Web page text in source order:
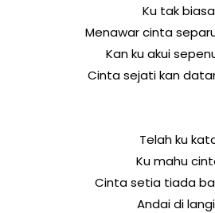
Ku tak biasa
Menawar cinta
Kan ku akui
Cinta sejati kan
Telah ku
Ku mahu
Cinta setia tiada
Andai di